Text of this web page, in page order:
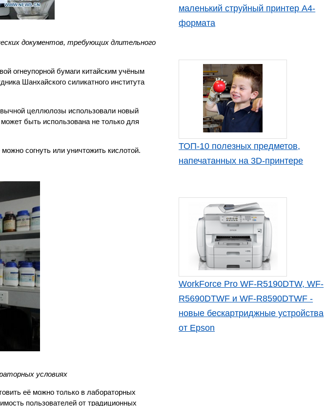
документов, требующих длительного
огнеупорной бумаги китайским учёным
Шанхайского силикатного института
целлюлозы использовали новый
может быть использована не только для
согнуть или уничтожить кислотой.
условиях
её можно только в лабораторных
пользователей от традиционных
маленький струйный принтер А4-
формата
ТОП-10 полезных предметов,
напечатанных на 3D-принтере
WorkForce Pro WF-R5190DTW, WF-
R5690DTWF и WF-R8590DTWF -
новые бескартриджные устройства
от Epson